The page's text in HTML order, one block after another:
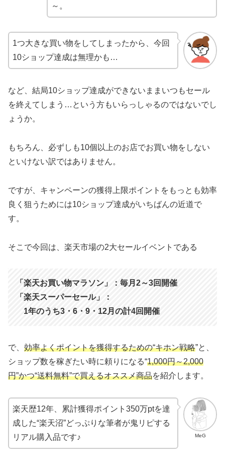
～。
1つ大きな買い物をしてしまったから、今回
10ショップ達成は無理かも…
など、結局10ショップ達成ができないままいつもセール
を終えてしまう…という方もいらっしゃるのではないでし
ょうか。
もちろん、必ずしも10個以上のお店でお買い物をしない
といけない訳ではありません。
ですが、キャンペーンの獲得上限ポイントをもっとも効率
良く狙うためには10ショップ達成がいちばんの近道で
す。
そこで今回は、楽天市場の2大セールイベントである
「楽天お買い物マラソン」：毎月2～3回開催
「楽天スーパーセール」：
1年のうち3・6・9・12月の計4回開催
で、 効率よくポイントを獲得するための“キホン戦略”と、
ショップ数を稼ぎたい時に頼りになる“1,000円～2,000
円”かつ“送料無料”で買えるオススメ商品を紹介します。
MeG
楽天歴12年、累計獲得ポイント350万ptを達
成した“楽天沼”どっぷりな筆者が鬼リピする
リアル購入品です♪